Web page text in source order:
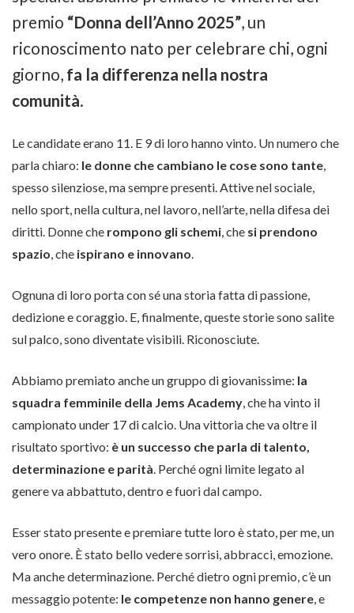
premio “Donna dell’Anno 2025”, un
riconoscimento nato per celebrare chi, ogni
giorno, fa la differenza nella nostra
comunità.
Le candidate erano 11. E 9 di loro hanno vinto. Un numero che
parla chiaro: le donne che cambiano le cose sono tante,
spesso silenziose, ma sempre presenti. Attive nel sociale,
nello sport, nella cultura, nel lavoro, nell’arte, nella difesa dei
diritti. Donne che rompono gli schemi, che si prendono
spazio, che ispirano e innovano.
Ognuna di loro porta con sé una storia fatta di passione,
dedizione e coraggio. E, finalmente, queste storie sono salite
sul palco, sono diventate visibili. Riconosciute.
Abbiamo premiato anche un gruppo di giovanissime: la
squadra femminile della Jems Academy, che ha vinto il
campionato under 17 di calcio. Una vittoria che va oltre il
risultato sportivo: è un successo che parla di talento,
determinazione e parità. Perché ogni limite legato al
genere va abbattuto, dentro e fuori dal campo.
Esser stato presente e premiare tutte loro è stato, per me, un
vero onore. È stato bello vedere sorrisi, abbracci, emozione.
Ma anche determinazione. Perché dietro ogni premio, c’è un
messaggio potente: le competenze non hanno genere, e